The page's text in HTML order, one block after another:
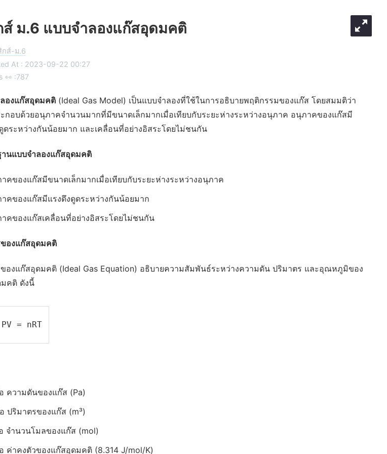
ม.6 แบบจำลองแก๊สอุดมคติ
กส์-ม.6
At : 2023-09-22 00:27
👀 :787
องแก๊สอุดมคติ (Ideal Gas Model) เป็นแบบจำลองที่ใช้ในการอธิบายพฤติกรรมของแก๊ส โดยสมมติว่า
กอบด้วยอนุภาคจำนวนมากที่มีขนาดเล็กมากเมื่อเทียบกับระยะห่างระหว่างอนุภาค อนุภาคของแก๊สมี
ดระหว่างกันน้อยมาก และเคลื่อนที่อย่างอิสระโดยไม่ชนกัน
นแบบจำลองแก๊สอุดมคติ
คของแก๊สมีขนาดเล็กมากเมื่อเทียบกับระยะห่างระหว่างอนุภาค
คของแก๊สมีแรงดึงดูดระหว่างกันน้อยมาก
คของแก๊สเคลื่อนที่อย่างอิสระโดยไม่ชนกัน
องแก๊สอุดมคติ
องแก๊สอุดมคติ (Ideal Gas Equation) อธิบายความสัมพันธ์ระหว่างความดัน ปริมาตร และอุณหภูมิของ
คติ ดังนี้
PV = nRT
ความดันของแก๊ส (Pa)
ปริมาตรของแก๊ส (m³)
จำนวนโมลของแก๊ส (mol)
ค่าคงตัวของแก๊สอุดมคติ (8.314 J/mol/K)